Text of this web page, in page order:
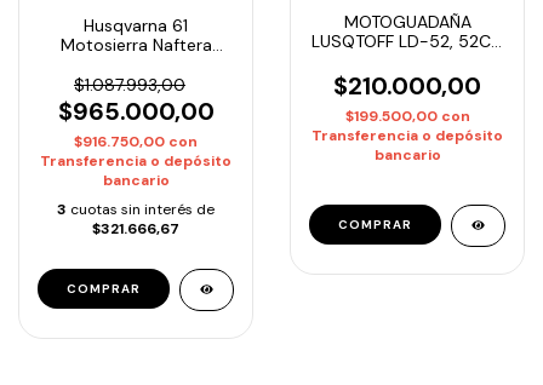
Husqvarna 61
Motosierra Naftera
50cm
$1.087.993,00
$965.000,00
$916.750,00 con
Transferencia o depósito
bancario
3 cuotas sin interés de
$321.666,67
MOTOGUADAÑA
LUSQTOFF LD-52, 52CC
PROFESIONAL
$210.000,00
$199.500,00 con
Transferencia o depósito
bancario